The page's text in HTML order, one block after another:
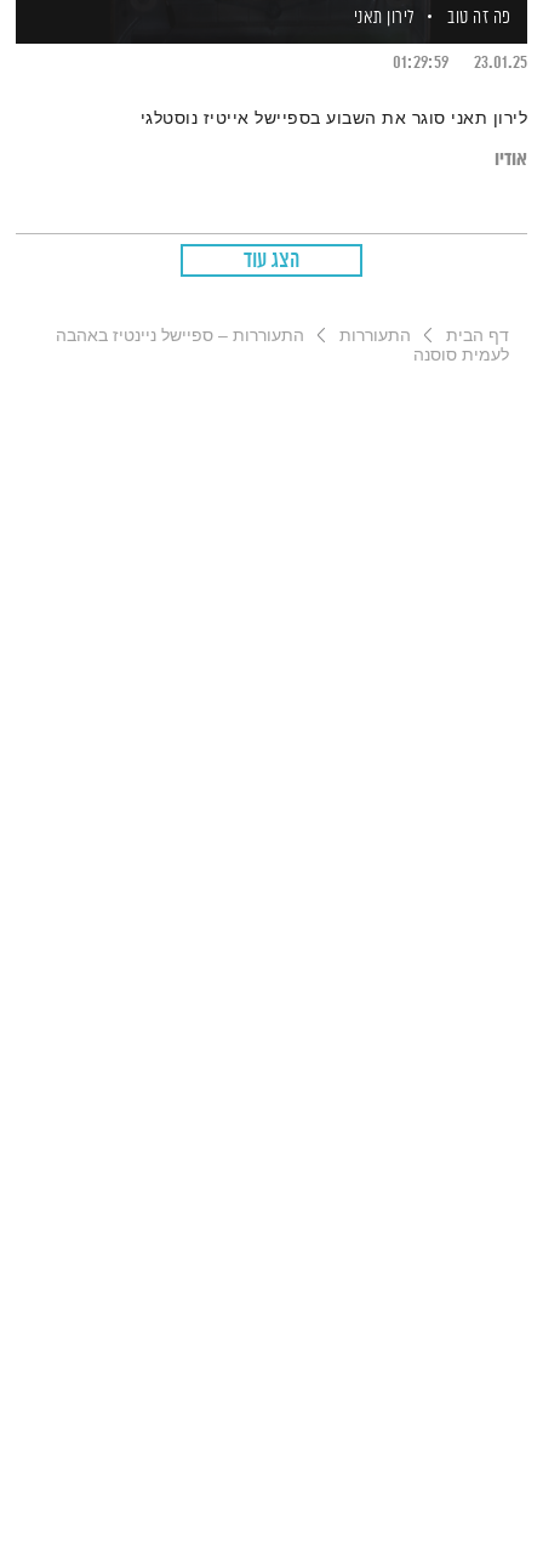
פה זה טוב
לירון תאני
23.01.25
01:29:59
לירון תאני סוגר את השבוע בספיישל אייטיז נוסטלגי
אודיו
הצג עוד
דף הבית התעוררות
התעוררות – ספיישל ניינטיז באהבה
לעמית סוסנה